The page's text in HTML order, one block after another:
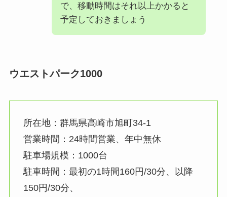
で、移動時間はそれ以上かかると
予定しておきましょう
ウエストパーク1000
所在地：群馬県高崎市旭町34‐1
営業時間：24時間営業、年中無休
駐車場規模：1000台
駐車時間：最初の1時間160円/30分、以降
150円/30分、